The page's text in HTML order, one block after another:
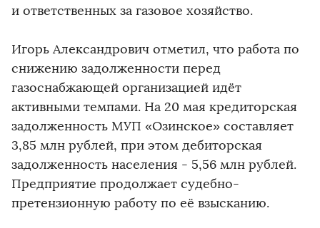
и ответственных за газовое хозяйство.
Игорь Александрович отметил, что работа по
снижению задолженности перед
газоснабжающей организацией идёт
активными темпами. На 20 мая кредиторская
задолженность МУП «Озинское» составляет
3,85 млн рублей, при этом дебиторская
задолженность населения - 5,56 млн рублей.
Предприятие продолжает судебно-
претензионную работу по её взысканию.